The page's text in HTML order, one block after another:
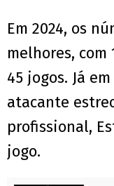
Em 2024, os
melhores, com
45 jogos. Já
atacante
profissional,
jogo.